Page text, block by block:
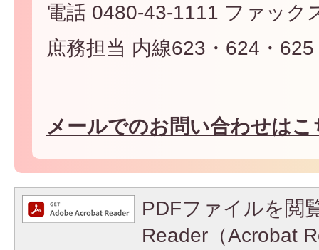
電話 0480-43-1111 ファック
庶務担当 内線623・624・625
メールでのお問い合わせは
PDFファイルを閲
Reader（Acrobat